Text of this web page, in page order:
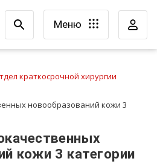
Меню
краткосрочной хирургии
новообразований кожи 3
кожи 3 категории